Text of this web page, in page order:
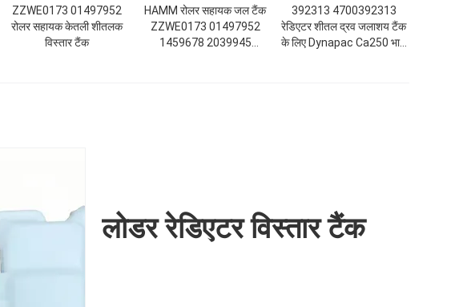
ZZWE0173 01497952
रोलर सहायक केतली शीतलक
विस्तार टैंक
HAMM रोलर सहायक जल टैंक
ZZWE0173 01497952
1459678 2039945
392313 4700392313
रेडिएटर शीतल द्रव जलाशय टैंक
के लिए Dynapac Ca250 भारी
लोडर रेडिएटर विस्तार टैंक